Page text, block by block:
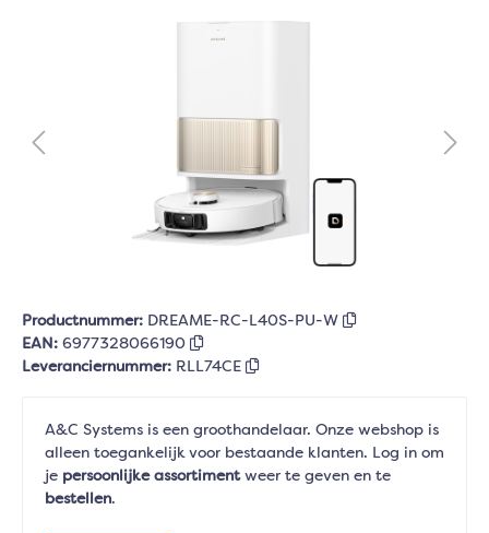
Productnummer: DREAME-RC-L40S-PU-W
EAN: 6977328066190
Leveranciernummer: RLL74CE
A&C Systems is een groothandelaar. Onze webshop is
alleen toegankelijk voor bestaande klanten. Log in om
je persoonlijke assortimentweer te geven en te
bestellen.